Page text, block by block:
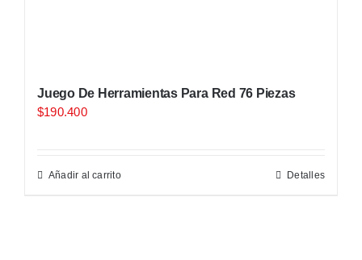
Juego De Herramientas Para Red 76 Piezas
$190.400
Añadir al carrito Detalles